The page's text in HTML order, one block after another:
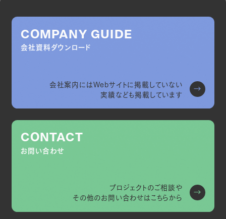
COMPANY GUIDE
会社資料ダウンロード
会社案内にはWebサイトに掲載していない
実績なども掲載しています
CONTACT
お問い合わせ
プロジェクトのご相談や
その他のお問い合わせはこちらから